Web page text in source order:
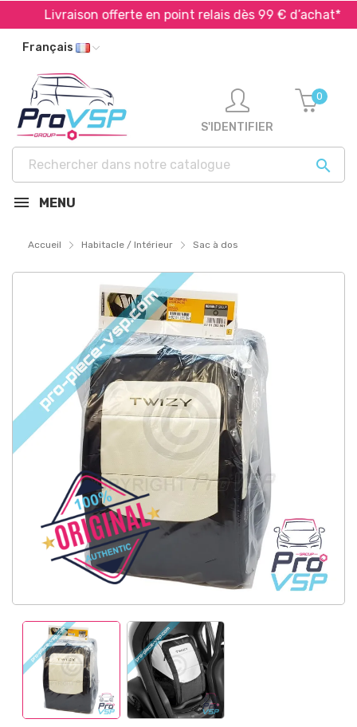
Livraison offerte en point relais dès 99 € d’achat*
Français

S'IDENTIFIER
0
MENU
Accueil Habitacle / Intérieur Sac à dos